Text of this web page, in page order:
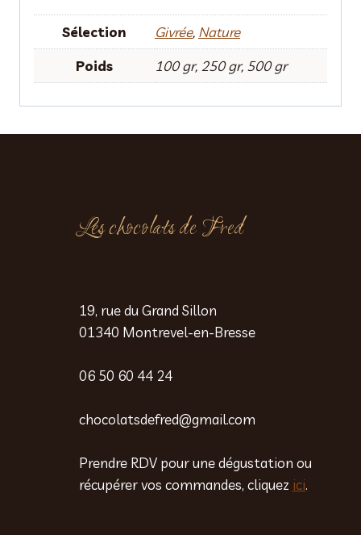
Sélection Givrée, Nature
Poids
100 gr, 250 gr, 500 gr
Les chocolats de Fred
19, rue du Grand Sillon
01340 Montrevel-en-Bresse
06 50 60 44 24
chocolatsdefred@gmail.com
Prendre RDV pour une dégustation ou
récupérer vos commandes, cliquez ici.